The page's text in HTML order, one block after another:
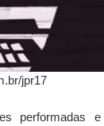
jpr17
performadas e